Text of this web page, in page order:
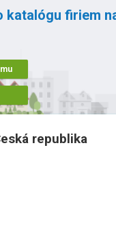
katalógu firiem
republika